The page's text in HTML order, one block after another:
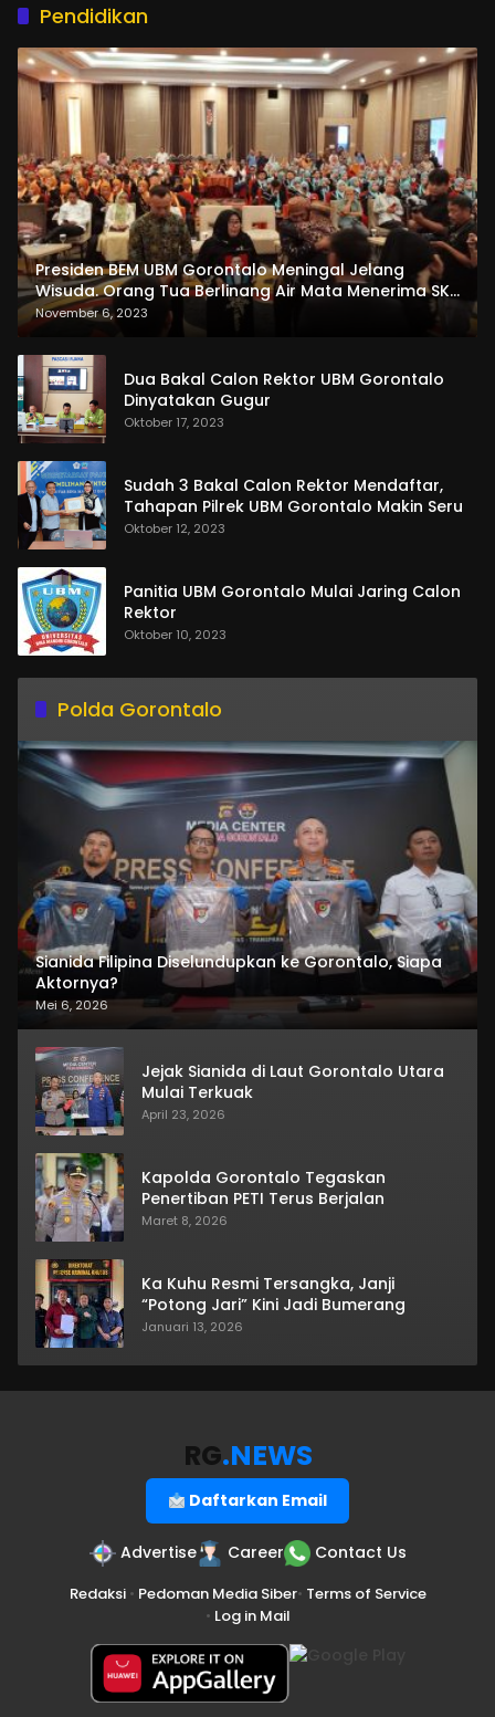
Pendidikan
Presiden BEM UBM Gorontalo Meningal Jelang
Wisuda. Orang Tua Berlinang Air Mata Menerima SKL
dan Pemasangan Salempang
November 6, 2023
Dua Bakal Calon Rektor UBM Gorontalo
Dinyatakan Gugur
Oktober 17, 2023
Sudah 3 Bakal Calon Rektor Mendaftar,
Tahapan Pilrek UBM Gorontalo Makin Seru
Oktober 12, 2023
Panitia UBM Gorontalo Mulai Jaring Calon
Rektor
Oktober 10, 2023
Polda Gorontalo
Sianida Filipina Diselundupkan ke Gorontalo, Siapa
Aktornya?
Mei 6, 2026
Jejak Sianida di Laut Gorontalo Utara
Mulai Terkuak
April 23, 2026
Kapolda Gorontalo Tegaskan
Penertiban PETI Terus Berjalan
Maret 8, 2026
Ka Kuhu Resmi Tersangka, Janji
“Potong Jari” Kini Jadi Bumerang
Januari 13, 2026
RG.NEWS
Daftarkan Email
Advertise Career Contact Us
Redaksi• Pedoman Media Siber• Terms of Service
• Log in Mail